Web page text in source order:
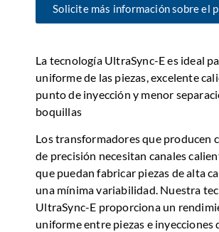
Solicite más información sobre el
La tecnología UltraSync-E es ideal
uniforme de las piezas, excelente
punto de inyección y menor
boquillas
Los transformadores que producen
de precisión necesitan canales
que puedan fabricar piezas de alta
una mínima variabilidad. Nuestra
UltraSync-E proporciona un
uniforme entre piezas e inyecciones